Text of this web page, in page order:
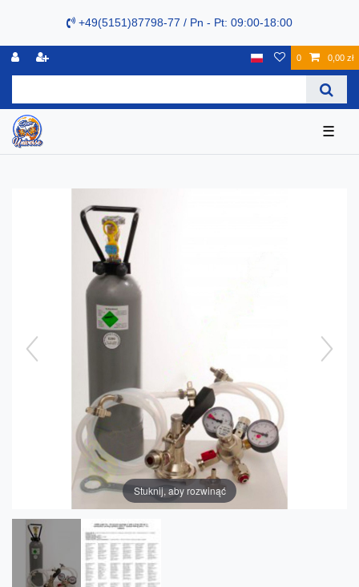
+49(5151)87798-77 / Pn - Pt: 09:00-18:00
0 0,00 zł
☰
Stuknij, aby rozwinąć